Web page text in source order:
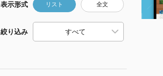
表示形式 リスト 全文
絞り込み